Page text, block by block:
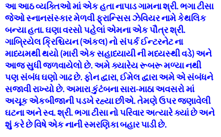
આ આઠ વ્યક્તિઓ માં એક હતા નાપાડ ગામના શ્રી. ભગા ટીસા
જેઓ સ્નાનસંસ્કાર મેળવી ફ્રાન્સિસ ઝેવિયર નામે કેથલિક
બન્યા હતા. ઘણા વરસો પહેલાં એમના એક પૌત્ર શ્રી.
ગાબ્રિયેલ ક્રિશ્ચિયન (અંકલ) નો સંપર્ક ઈન્ટરનેટ ના
માધ્યમથી થયો (મારી એક સહાધ્યાયી ની મધ્યસ્થી વડે) અને
આજ સુધી જળવાયેલો છે. અમે ક્યારેય રૂબરૂ મળ્યા નથી
પણ સંબંધ ઘણો ગાઢ છે. ફોન દ્વારા, ઈમેલ દ્વારા અમે એ સંબંધને
સજાવી રાખ્યો છે. અમારા કુંટંબના સારા-માઠા અવસરો માં
અચૂક એકબીજાની પડખે રહ્યા છીએ. તેમણે ઉપર જણાવેલી
ઘટના અને સ્વ. શ્રી. ભગા ટીસા નો પરિવાર અત્યારે ક્યાં છે અને
શું કરે છે વિષે એક નાની સ્મરણિકા બહાર પાડી છે.